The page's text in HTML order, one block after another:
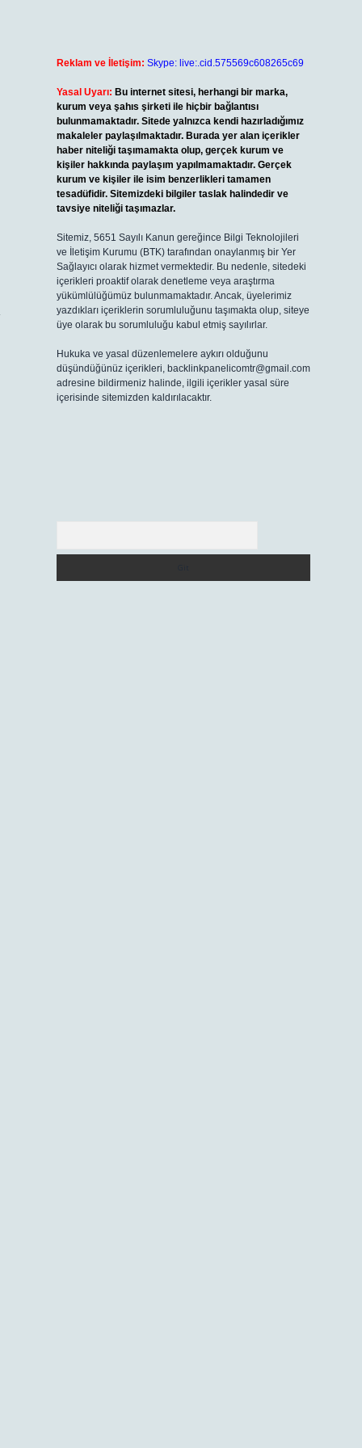
Reklam ve İletişim: Skype: live:.cid.575569c608265c69
Yasal Uyarı: Bu internet sitesi, herhangi bir marka,
kurum veya şahıs şirketi ile hiçbir bağlantısı
bulunmamaktadır. Sitede yalnızca kendi hazırladığımız
makaleler paylaşılmaktadır. Burada yer alan içerikler
haber niteliği taşımamakta olup, gerçek kurum ve
kişiler hakkında paylaşım yapılmamaktadır. Gerçek
kurum ve kişiler ile isim benzerlikleri tamamen
tesadüfidir. Sitemizdeki bilgiler taslak halindedir ve
tavsiye niteliği taşımazlar.
Sitemiz, 5651 Sayılı Kanun gereğince Bilgi Teknolojileri
ve İletişim Kurumu (BTK) tarafından onaylanmış bir Yer
Sağlayıcı olarak hizmet vermektedir. Bu nedenle, sitedeki
içerikleri proaktif olarak denetleme veya araştırma
yükümlülüğümüz bulunmamaktadır. Ancak, üyelerimiz
yazdıkları içeriklerin sorumluluğunu taşımakta olup, siteye
üye olarak bu sorumluluğu kabul etmiş sayılırlar.
Hukuka ve yasal düzenlemelere aykırı olduğunu
düşündüğünüz içerikleri, backlinkpanelicomtr@gmail.com
adresine bildirmeniz halinde, ilgili içerikler yasal süre
içerisinde sitemizden kaldırılacaktır.